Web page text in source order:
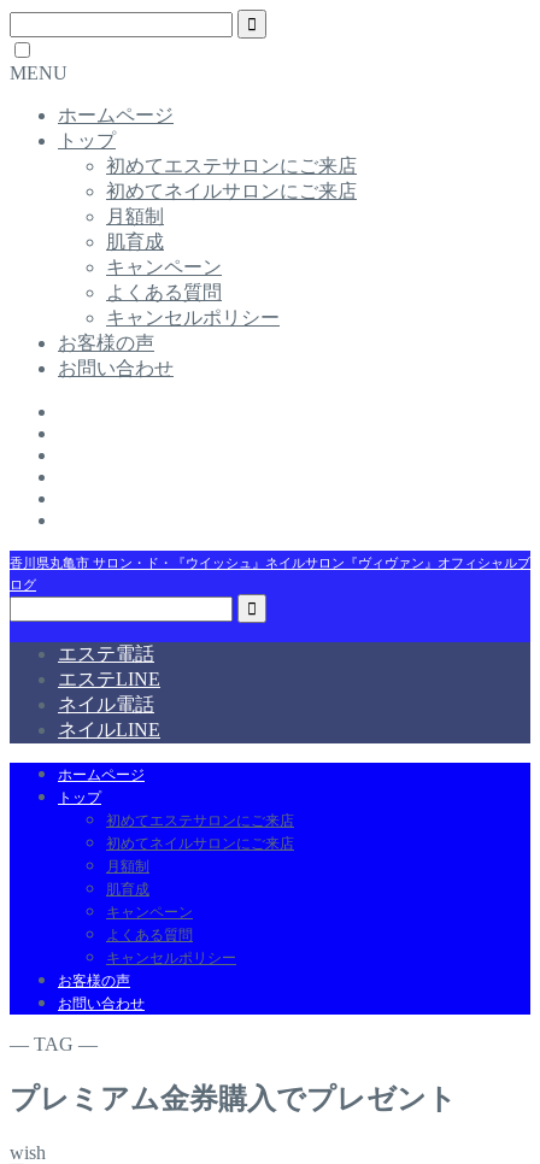
MENU
ホームページ
トップ
初めてエステサロンにご来店
初めてネイルサロンにご来店
月額制
肌育成
キャンペーン
よくある質問
キャンセルポリシー
お客様の声
お問い合わせ
香川県丸亀市 サロン・ド・『ウイッシュ』ネイルサロン『ヴィヴァン』オフィシャルブ
ログ
エステ電話
エステLINE
ネイル電話
ネイルLINE
ホームページ
トップ
初めてエステサロンにご来店
初めてネイルサロンにご来店
月額制
肌育成
キャンペーン
よくある質問
キャンセルポリシー
お客様の声
お問い合わせ
― TAG ―
プレミアム金券購入でプレゼント
wish